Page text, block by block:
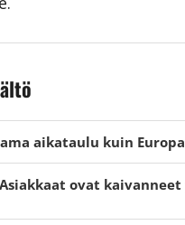
aikataulu kuin
ovat